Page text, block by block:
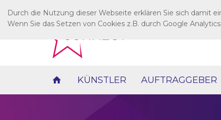
KÜNSTLER AUFTRAGGEBER
Durch die Nutzung dieser Webseite erklären Sie sich damit
Wenn Sie das Setzen von Cookies z.B. durch Google